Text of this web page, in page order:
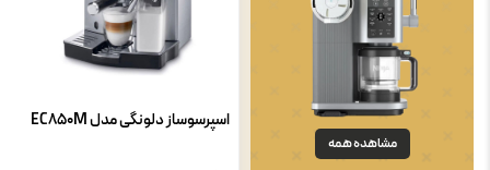
مشاهده همه
اسپرسوساز دلونگی مدل EC850M